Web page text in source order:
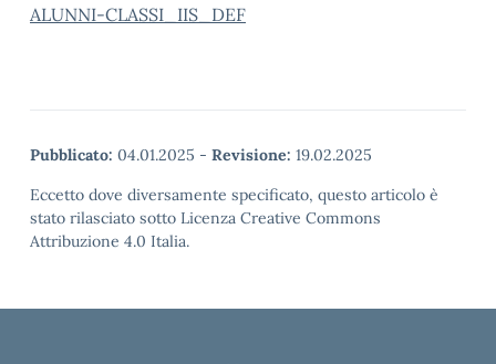
ALUNNI-CLASSI_IIS_DEF
Pubblicato: 04.01.2025 - Revisione: 19.02.2025
Eccetto dove diversamente specificato, questo articolo è
stato rilasciato sotto Licenza Creative Commons
Attribuzione 4.0 Italia.